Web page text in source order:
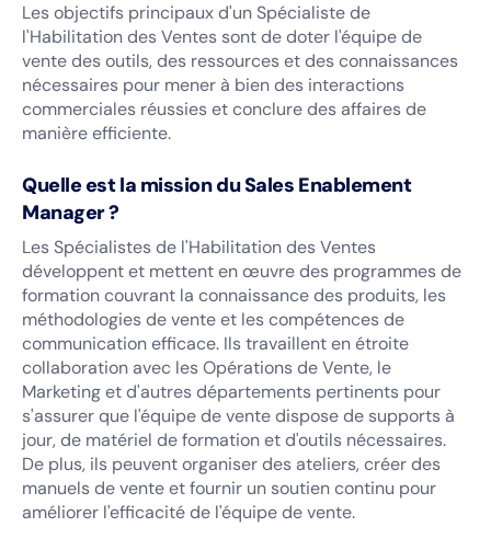
Les objectifs principaux d'un Spécialiste de
l'Habilitation des Ventes sont de doter l'équipe de
vente des outils, des ressources et des connaissances
nécessaires pour mener à bien des interactions
commerciales réussies et conclure des affaires de
manière efficiente.
Quelle est la mission du Sales Enablement
Manager ?
Les Spécialistes de l'Habilitation des Ventes
développent et mettent en œuvre des programmes de
formation couvrant la connaissance des produits, les
méthodologies de vente et les compétences de
communication efficace. Ils travaillent en étroite
collaboration avec les Opérations de Vente, le
Marketing et d'autres départements pertinents pour
s'assurer que l'équipe de vente dispose de supports à
jour, de matériel de formation et d'outils nécessaires.
De plus, ils peuvent organiser des ateliers, créer des
manuels de vente et fournir un soutien continu pour
améliorer l'efficacité de l'équipe de vente.